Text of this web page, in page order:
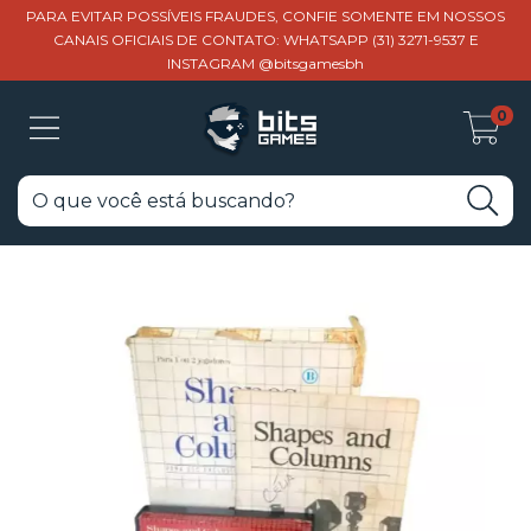
PARA EVITAR POSSÍVEIS FRAUDES, CONFIE SOMENTE EM NOSSOS
CANAIS OFICIAIS DE CONTATO: WHATSAPP (31) 3271-9537 E
INSTAGRAM @bitsgamesbh
0